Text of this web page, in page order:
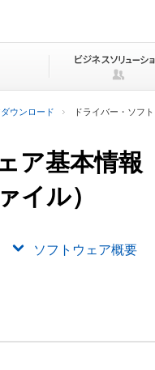
ウンロード ドライバー・ソフ
ア基本情報
イル）
ソフトウェア概要